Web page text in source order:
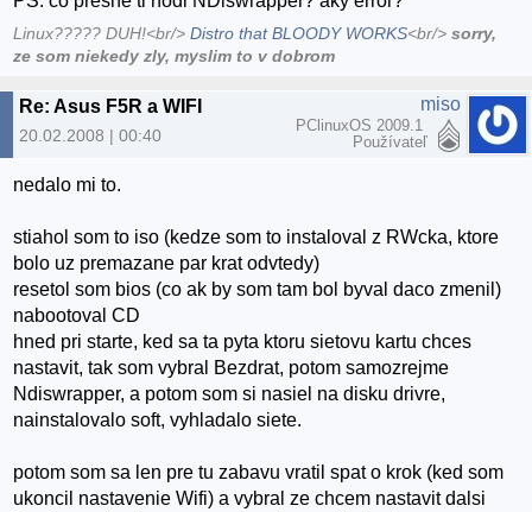
Linux????? DUH!<br/>Distro that BLOODY WORKS<br/>sorry,
ze som niekedy zly, myslim to v dobrom
Re: Asus F5R a WIFI
20.02.2008 | 00:40
miso
PClinuxOS 2009.1
Používateľ
nedalo mi to.
stiahol som to iso (kedze som to instaloval z RWcka, ktore
bolo uz premazane par krat odvtedy)
resetol som bios (co ak by som tam bol byval daco zmenil)
nabootoval CD
hned pri starte, ked sa ta pyta ktoru sietovu kartu chces
nastavit, tak som vybral Bezdrat, potom samozrejme
Ndiswrapper, a potom som si nasiel na disku drivre,
nainstalovalo soft, vyhladalo siete.
potom som sa len pre tu zabavu vratil spat o krok (ked som
ukoncil nastavenie Wifi) a vybral ze chcem nastavit dalsi